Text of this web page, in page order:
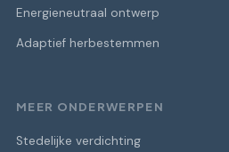
Energieneutraal ontwerp
Adaptief herbestemmen
MEER ONDERWERPEN
Stedelijke verdichting